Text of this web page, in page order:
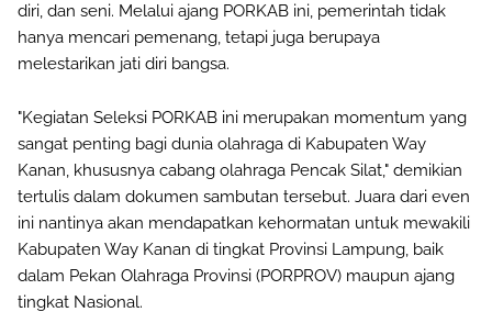
diri, dan seni. Melalui ajang PORKAB ini, pemerintah tidak
hanya mencari pemenang, tetapi juga berupaya
melestarikan jati diri bangsa.
"Kegiatan Seleksi PORKAB ini merupakan momentum yang
sangat penting bagi dunia olahraga di Kabupaten Way
Kanan, khususnya cabang olahraga Pencak Silat," demikian
tertulis dalam dokumen sambutan tersebut. Juara dari even
ini nantinya akan mendapatkan kehormatan untuk mewakili
Kabupaten Way Kanan di tingkat Provinsi Lampung, baik
dalam Pekan Olahraga Provinsi (PORPROV) maupun ajang
tingkat Nasional.